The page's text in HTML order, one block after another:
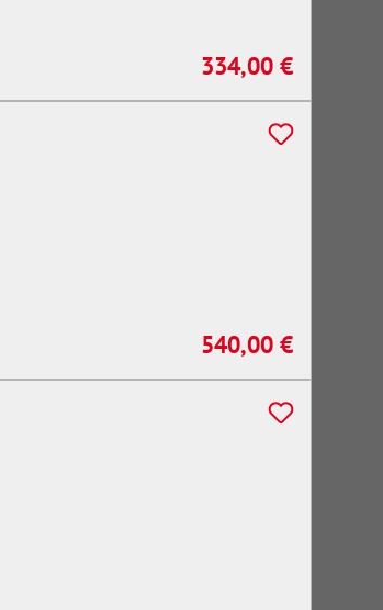
Regulärer Preis:
334,00 €
Regulärer Preis:
540,00 €